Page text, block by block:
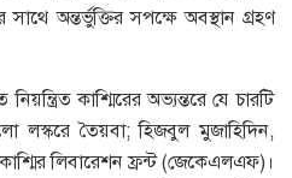
অন্তর্ভুক্তির সপক্ষে অবস্থান গ্রহণ
কাশ্মিরের অভ্যন্তরে যে চারটি
লস্করে তৈয়বা; হিজবুল মুজাহিদিন,
লিবারেশন ফ্রন্ট (জেকেএলএফ)।